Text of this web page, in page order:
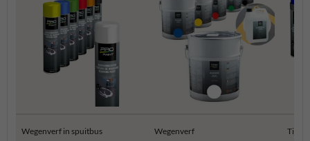
Wegenverf in spuitbus Wegenverf